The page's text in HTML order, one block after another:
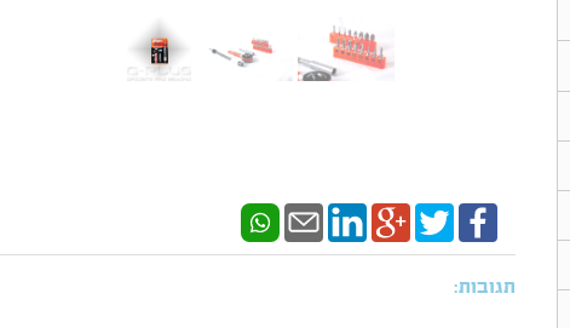
תגובות: